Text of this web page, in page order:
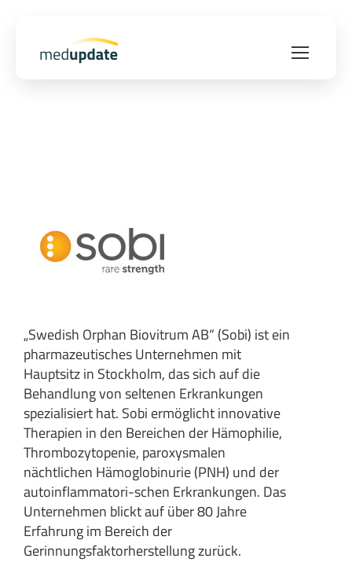
„Swedish Orphan Biovitrum AB“ (Sobi) ist ein
pharmazeutisches Unternehmen mit
Hauptsitz in Stockholm, das sich auf die
Behandlung von seltenen Erkrankungen
spezialisiert hat. Sobi ermöglicht innovative
Therapien in den Bereichen der Hämophilie,
Thrombozytopenie, paroxysmalen
nächtlichen Hämoglobinurie (PNH) und der
autoinflammatori-schen Erkrankungen. Das
Unternehmen blickt auf über 80 Jahre
Erfahrung im Bereich der
Gerinnungsfaktorherstellung zurück.